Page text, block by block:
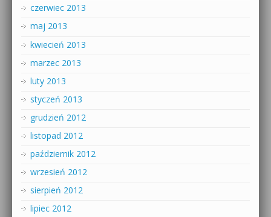
czerwiec 2013
maj 2013
kwiecień 2013
marzec 2013
luty 2013
styczeń 2013
grudzień 2012
listopad 2012
październik 2012
wrzesień 2012
sierpień 2012
lipiec 2012